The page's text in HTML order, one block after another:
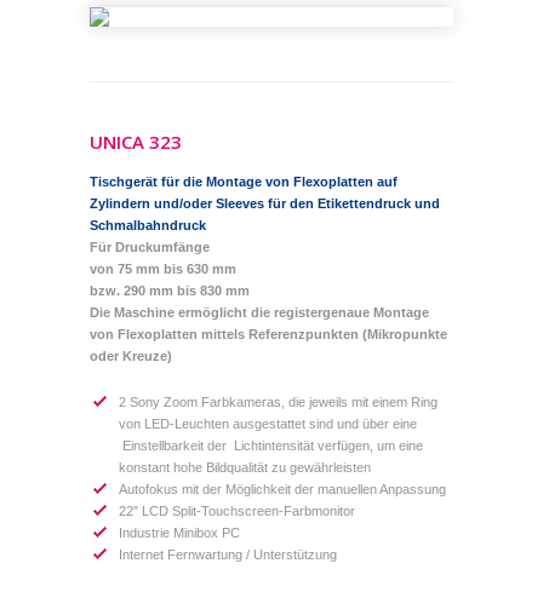
UNICA 323
Tischgerät für die Montage von Flexoplatten auf
Zylindern und/oder Sleeves für den Etikettendruck und
Schmalbahndruck
Für Druckumfänge
von 75 mm bis 630 mm
bzw. 290 mm bis 830 mm
Die Maschine ermöglicht die registergenaue Montage
von Flexoplatten mittels Referenzpunkten (Mikropunkte
oder Kreuze)
2 Sony Zoom Farbkameras, die jeweils mit einem Ring
von LED-Leuchten ausgestattet sind und über eine
Einstellbarkeit der Lichtintensität verfügen, um eine
konstant hohe Bildqualität zu gewährleisten
Autofokus mit der Möglichkeit der manuellen Anpassung
22″ LCD Split-Touchscreen-Farbmonitor
Industrie Minibox PC
Internet Fernwartung / Unterstützung